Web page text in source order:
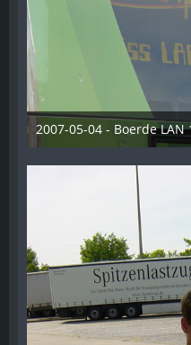
28. Dezember 2012